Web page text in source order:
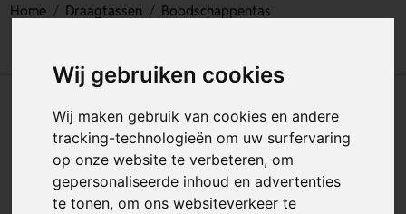
Wij gebruiken cookies
Wij maken gebruik van cookies en andere
tracking-technologieën om uw surfervaring
op onze website te verbeteren, om
gepersonaliseerde inhoud en advertenties
te tonen, om ons websiteverkeer te
Home Draagtassen
Boodschappentas
Poznan Boodschappentas:
Stijlvol en Praktisch voor Elke
Dag
Artikelnummer:205630